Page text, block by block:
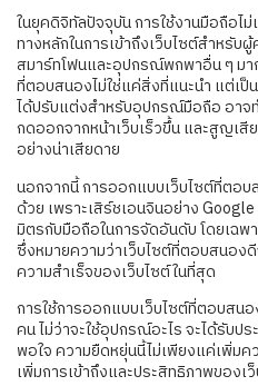
ในยุคดิจิทัลปัจจุบัน การใช้งานมือถือไ
ทางหลักในการเข้าถึงเว็บไซต์สำหรับ
สมาร์ทโฟนและอุปกรณ์พกพาอื่น ๆ มา
ที่ตอบสนองไม่ใช่แค่สิ่งที่แนะนำ แต่เป็
ได้ปรับแต่งสำหรับอุปกรณ์มือถือ อาจ
กดออกจากหน้าเว็บเร็วขึ้น และสูญเสี
อย่างน่าเสียดาย
นอกจากนี้ การออกแบบเว็บไซต์ที่ตอ
ด้วย เพราะเสิร์ชเอนจินอย่าง
มิตรกับมือถือในการจัดอันดับ โดยเฉ
ซึ่งหมายความว่าเว็บไซต์ที่ตอบสนอง
ความสำเร็จของเว็บไซต์ในที่สุด
การใช้การออกแบบเว็บไซต์ที่ตอบสนอ
คน ไม่ว่าจะใช้อุปกรณ์อะไร จะได้รับป
พอใจ ความยืดหยุ่นนี้ไม่เพียงแค่เพิ่ม
เพิ่มการเข้าถึงและประสิทธิภาพของเ